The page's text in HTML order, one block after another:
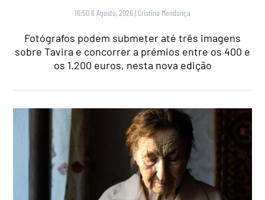
16:50 6 Agosto, 2026 | Cristina Mendonça
Fotógrafos podem submeter até três imagens
sobre Tavira e concorrer a prémios entre os 400 e
os 1.200 euros, nesta nova edição